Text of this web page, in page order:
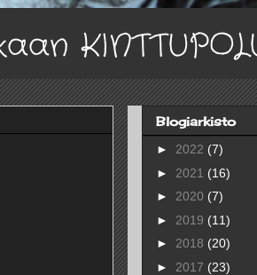
Blogiarkisto
► 2022 (7)
► 2021 (16)
► 2020 (7)
► 2019 (11)
► 2018 (20)
► 2017 (23)